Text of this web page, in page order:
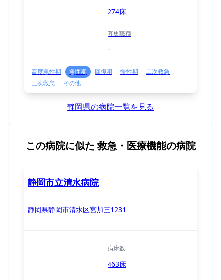
274床
募集職種
-
高度急性期 急性期 回復期 慢性期
二次救急
三次救急
その他
静岡県の病院一覧を見る
この病院に似た 救急・医療機能の病院
静岡市立清水病院
静岡県静岡市清水区宮加三1231
病床数
463床